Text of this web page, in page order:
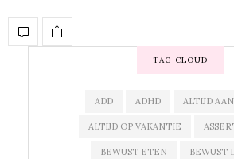
TAG CLOUD
ADD ADHD ALTIJD
ALTIJD OP VAKANTIE
BEWUST ETEN BEWUST